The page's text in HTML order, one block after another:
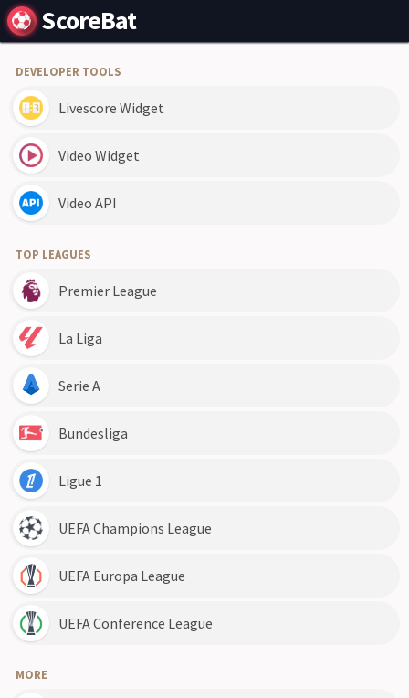
ScoreBat
DEVELOPER TOOLS
Livescore Widget
Video Widget
Video API
TOP LEAGUES
Premier League
La Liga
Serie A
Bundesliga
Ligue 1
UEFA Champions League
UEFA Europa League
UEFA Conference League
MORE